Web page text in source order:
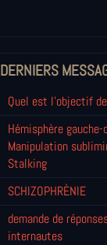
DERNIERS
Quel est l'objectif
Hémisphère
Manipulation
Stalking
SCHIZOPHRÈNIE
demande de
internautes